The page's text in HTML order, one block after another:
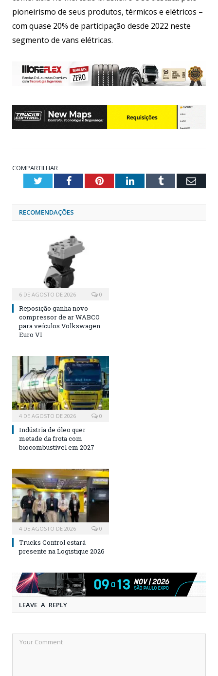
pioneirismo de seus produtos, térmicos e elétricos –
com quase 20% de participação desde 2022 neste
segmento de vans elétricas.
COMPARTILHAR
TwitterFacebookPinterestLinkedInTumblr
RECOMENDAÇÕES
6 DE AGOSTO DE 2026 0
Reposição ganha novo
compressor de ar WABCO
para veículos Volkswagen
Euro VI
4 DE AGOSTO DE 2026 0
Indústria de óleo quer
metade da frota com
biocombustível em 2027
4 DE AGOSTO DE 2026 0
Trucks Control estará
presente na Logistique 2026
LEAVE A REPLY